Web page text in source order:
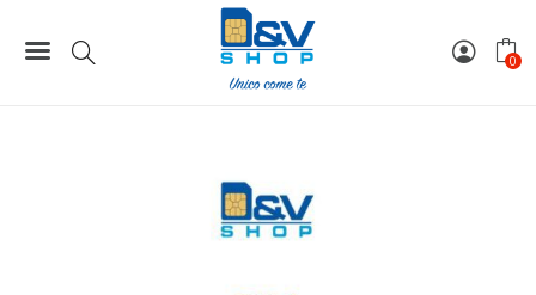
0
SIM Wind3 Numero Facile 389908040X Da Attivare